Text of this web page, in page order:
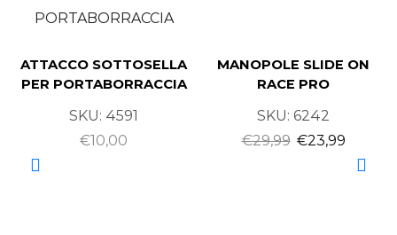
ATTACCO SOTTOSELLA
PER PORTABORRACCIA
SKU: 4591
€10,00
MANOPOLE SLIDE ON
RACE PRO
SKU: 6242
€29,99 €23,99